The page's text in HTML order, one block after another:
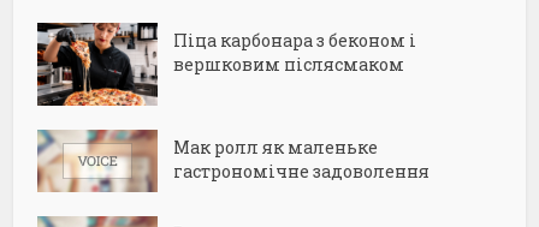
Піца карбонара з беконом і
вершковим післясмаком
Мак ролл як маленьке
гастрономічне задоволення